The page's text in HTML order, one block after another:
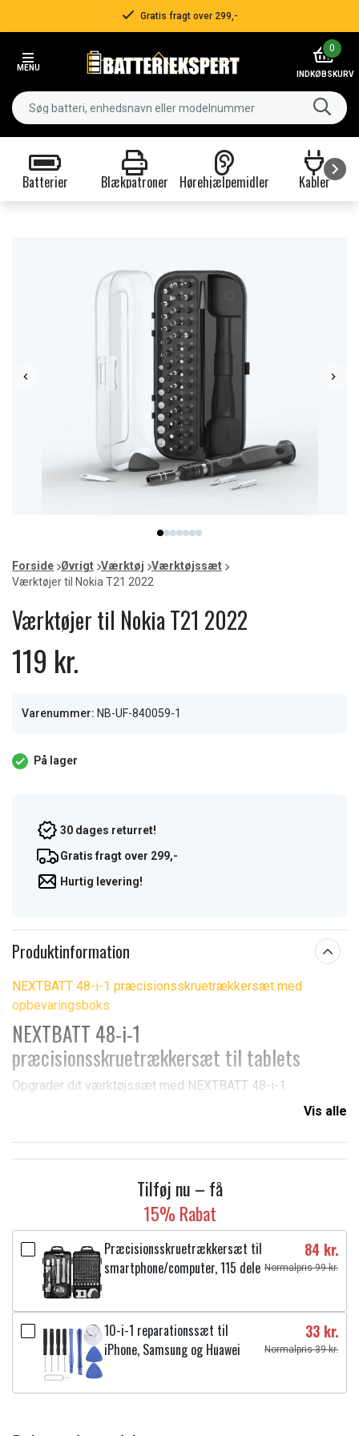
Gratis fragt over 299,-
MENU
0
INDKØBSKURV
Batterier Blækpatroner Hørehjælpemidler Kabler
item
0
item
1
item
2
item
3
item
4
item
5
item
6
of
7
Forside Øvrigt Værktøj
Værktøjssæt
Værktøjer til Nokia T21 2022
Værktøjer til Nokia T21 2022
119 kr.
Varenummer: NB-UF-840059-1
På lager
30 dages returret!
Gratis fragt over 299,-
Hurtig levering!
Produktinformation
NEXTBATT 48-i-1 præcisionsskruetrækkersæt med
opbevaringsboks
NEXTBATT 48-i-1
præcisionsskruetrækkersæt til tablets
Opgrader dit værktøjssæt med NEXTBATT 48-i-1
ergonomisk skridsikkert håndtag, pincet og forlængerstang.
Perfekt multi-bit-værktøjssæt til mobiltelefoner, bærbare
computere, spillekonsoller og husholdningsreparationer.
Leveres i en holdbar gennemsigtig opbevaringsæske -
ideel til både professionelle og gør-det-selv-entusiaster.
Specifikationer:
Mærke: NEXTBATT
Farve: Transparent / Sort & Grå
Materiale: PC + ABS-skal
Pakkestørrelse: 164 x 87,5 x 38,5 mm
Vægt: ca. 300 g
Sættets indhold:
Vis alle
Tilføj nu – få
15% Rabat
Præcisionsskruetrækkersæt til
smartphone/computer, 115 dele
84 kr.
Normalpris 99 kr.
10-i-1 reparationssæt til
iPhone, Samsung og Huawei
33 kr.
Normalpris 39 kr.